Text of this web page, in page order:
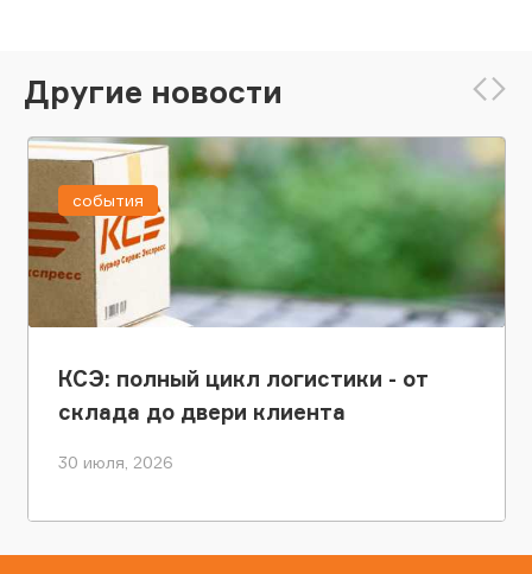
Другие новости
КСЭ: полный цикл логистики - от
склада до двери клиента
30 июля, 2026
события